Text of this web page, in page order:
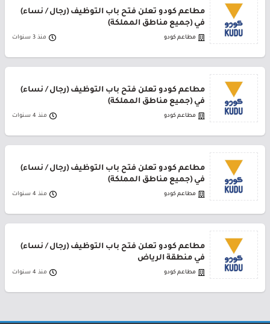
مطاعم كودو تعلن فتح باب التوظيف (رجال / نساء)
في (جميع مناطق المملكة)
مطاعم كودو منذ 3 سنوات
مطاعم كودو تعلن فتح باب التوظيف (رجال / نساء)
في (جميع مناطق المملكة)
مطاعم كودو منذ 4 سنوات
مطاعم كودو تعلن فتح باب التوظيف (رجال / نساء)
في (جميع مناطق المملكة)
مطاعم كودو منذ 4 سنوات
مطاعم كودو تعلن فتح باب التوظيف (رجال / نساء)
في منطقة الرياض
مطاعم كودو منذ 4 سنوات